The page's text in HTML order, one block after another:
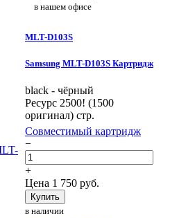
в нашем офисе
MLT-D103S
Samsung MLT-D103S Картридж
black - чёрный
Ресурс 2500! (1500
оригинал) стр.
Совместимый картридж
−
+
Цена 1 750 руб.
Купить
в наличии